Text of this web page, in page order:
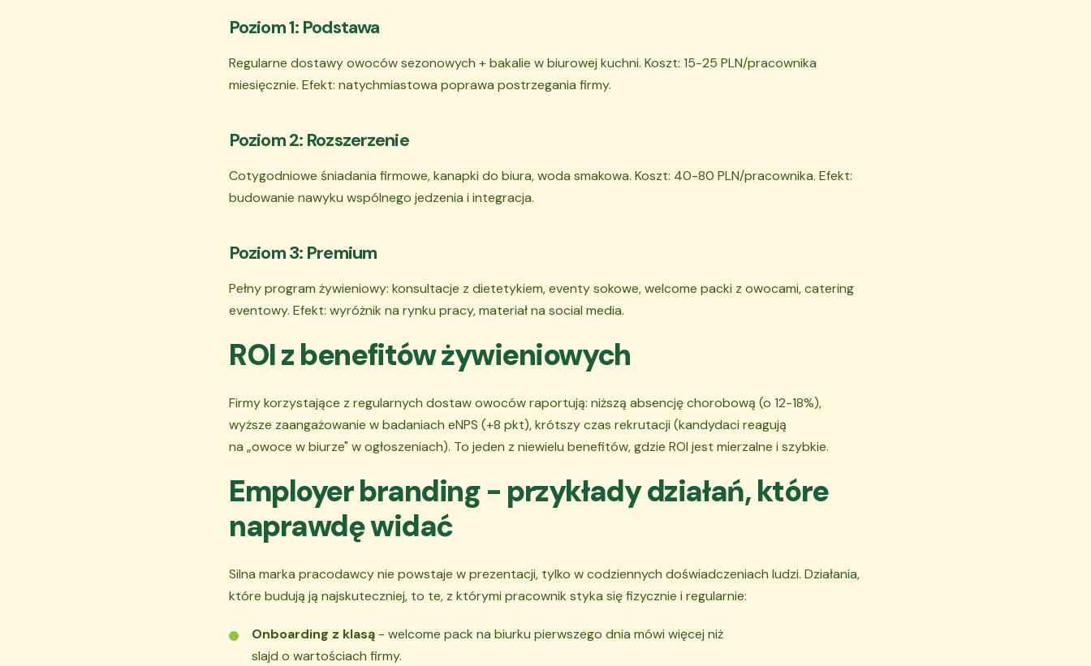
Poziom 1: Podstawa
Regularne dostawy owoców sezonowych + bakalie w biurowej kuchni. Koszt: 15-25 PLN/pracownika
miesięcznie. Efekt: natychmiastowa poprawa postrzegania firmy.
Poziom 2: Rozszerzenie
Cotygodniowe śniadania firmowe, kanapki do biura, woda smakowa. Koszt: 40-80 PLN/pracownika. Efekt:
budowanie nawyku wspólnego jedzenia i integracja.
Poziom 3: Premium
Pełny program żywieniowy: konsultacje z dietetykiem, eventy sokowe, welcome packi z owocami, catering
eventowy. Efekt: wyróżnik na rynku pracy, materiał na social media.
ROI z benefitów żywieniowych
Firmy korzystające z regularnych dostaw owoców raportują: niższą absencję chorobową (o 12-18%),
wyższe zaangażowanie w badaniach eNPS (+8 pkt), krótszy czas rekrutacji (kandydaci reagują
na „owoce w biurze" w ogłoszeniach). To jeden z niewielu benefitów, gdzie ROI jest mierzalne i szybkie.
Employer branding - przykłady działań, które
naprawdę widać
Silna marka pracodawcy nie powstaje w prezentacji, tylko w codziennych doświadczeniach ludzi. Działania,
które budują ją najskuteczniej, to te, z którymi pracownik styka się fizycznie i regularnie:
Onboarding z klasą - welcome pack na biurku pierwszego dnia mówi więcej niż
slajd o wartościach firmy.